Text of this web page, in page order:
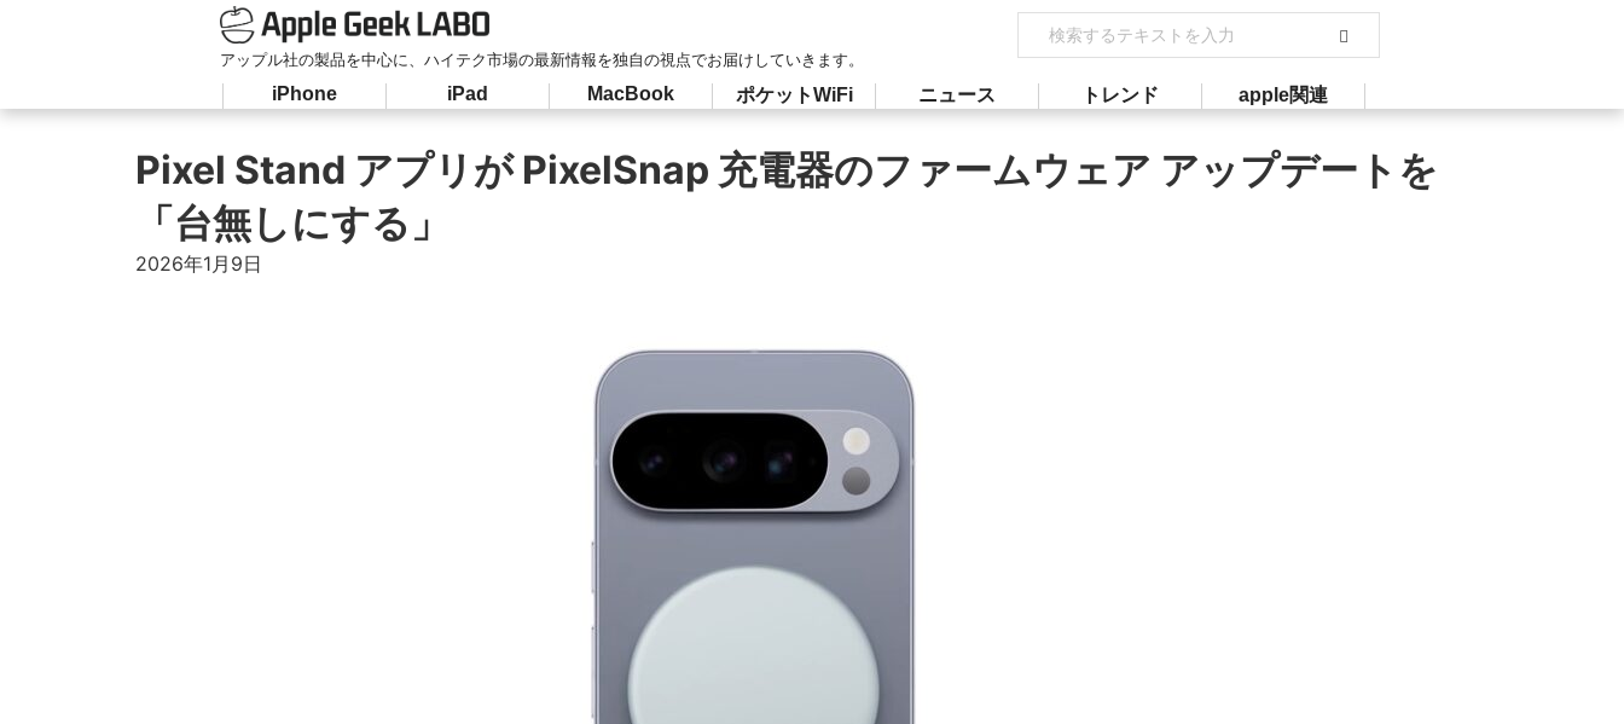
アップル社の製品を中心に、ハイテク市場の最新情報を独自の視点でお届けしていきます。
iPhone iPad MacBook ポケットWiFi ニュース トレンド apple関連
Pixel Stand アプリが PixelSnap 充電器のファームウェア アップデートを
「台無しにする」
2026年1月9日